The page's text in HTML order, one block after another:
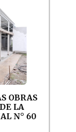
OBRAS
LA
N° 60